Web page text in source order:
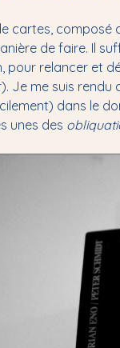
cartes, composé
de faire. Il
pour relancer et
Je me suis rendu
dans le
unes des